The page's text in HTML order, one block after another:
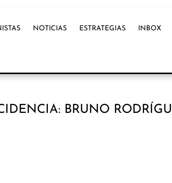
NOTICIAS ESTRATEGIAS INBOX
BRUNO